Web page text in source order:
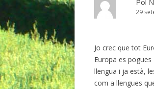
29
Jo crec que tot
Europa es
llengua i ja està,
com a llengues